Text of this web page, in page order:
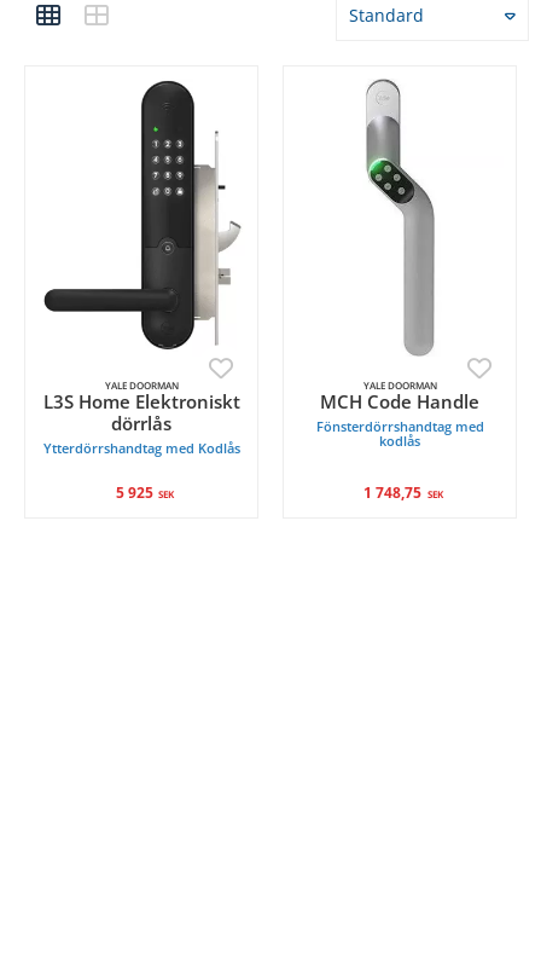
Standard
YALE DOORMAN
L3S Home Elektroniskt
dörrlås
Ytterdörrshandtag med Kodlås
5 925 SEK
YALE DOORMAN
MCH Code Handle
Fönsterdörrshandtag med
kodlås
1 748,75 SEK